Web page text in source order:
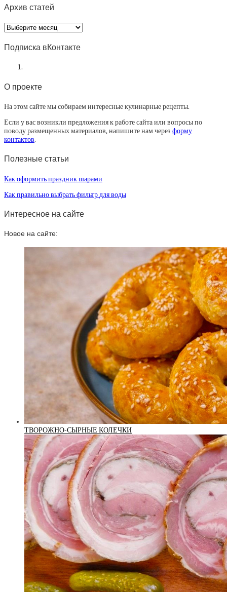
Архив статей
Архив
статей
Подписка вКонтакте
О проекте
На этом сайте мы собираем интересные кулинарные рецепты.
Если у вас возникли предложения к работе сайта или вопросы по
поводу размещенных материалов, напишите нам через форму
контактов.
Полезные статьи
Как оформить праздник шарами
Как правильно выбрать фильтр для воды
Интересное на сайте
Новое на сайте:
ТВОРОЖНО-СЫРНЫЕ КОЛЕЧКИ